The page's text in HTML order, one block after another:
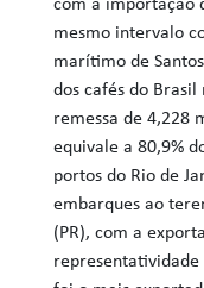
com a importação
mesmo intervalo
marítimo de
dos cafés do
remessa de 4,228
equivale a 80,9%
portos do Rio de
embarques ao
(PR), com a